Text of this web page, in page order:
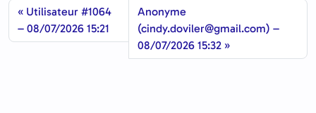
Utilisateur #1064
– 08/07/2026 15:21
Anonyme
(cindy.doviler@gmail.com) –
08/07/2026 15:32